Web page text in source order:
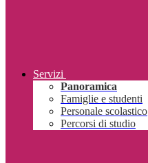
Servizi
Panoramica
Famiglie e studenti
Personale scolastico
Percorsi di studio